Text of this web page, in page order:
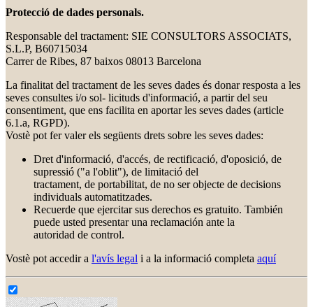
Protecció de dades personals.
Responsable del tractament: SIE CONSULTORS ASSOCIATS,
S.L.P, B60715034
Carrer de Ribes, 87 baixos 08013 Barcelona
La finalitat del tractament de les seves dades és donar resposta a les
seves consultes i/o sol- licituds d'informació, a partir del seu
consentiment, que ens facilita en aportar les seves dades (article
6.1.a, RGPD).
Vostè pot fer valer els següents drets sobre les seves dades:
Dret d'informació, d'accés, de rectificació, d'oposició, de
supressió ("a l'oblit"), de limitació del
tractament, de portabilitat, de no ser objecte de decisions
individuals automatitzades.
Recuerde que ejercitar sus derechos es gratuito. También
puede usted presentar una reclamación ante la
autoridad de control.
Vostè pot accedir a l'avís legal i a la informació completa aquí